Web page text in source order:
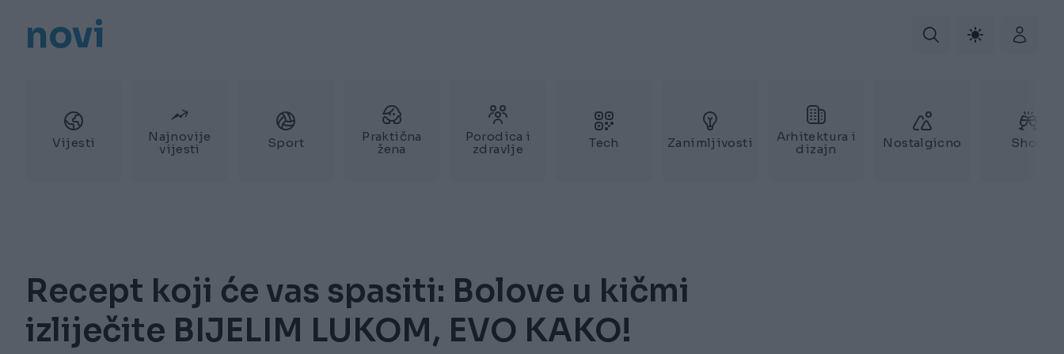
novi
Vijesti
Najnovije
vijesti
Sport
Praktična
žena
Porodica i
zdravlje
Tech Zanimljivosti
Arhitektura i
dizajn
Nostalgicno Show
Recept koji će vas spasiti: Bolove u kičmi
izliječite BIJELIM LUKOM, EVO KAKO!